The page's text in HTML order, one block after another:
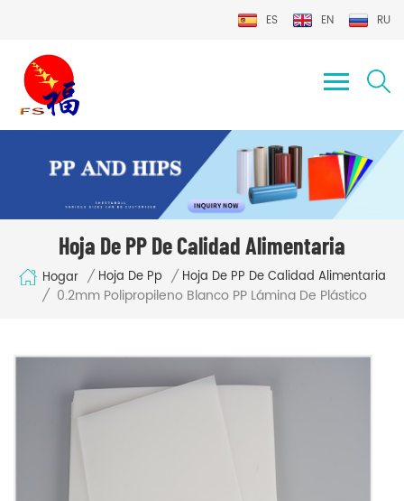
ES EN RU
Hoja De PP De Calidad Alimentaria
Hogar / Hoja De Pp / Hoja De PP De Calidad Alimentaria
/ 0.2mm Polipropileno Blanco PP Lámina De Plástico